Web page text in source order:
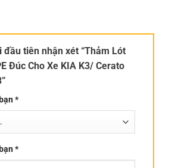
đầu tiên nhận xét “Thảm Lót
Đúc Cho Xe KIA K3/ Cerato
*
*